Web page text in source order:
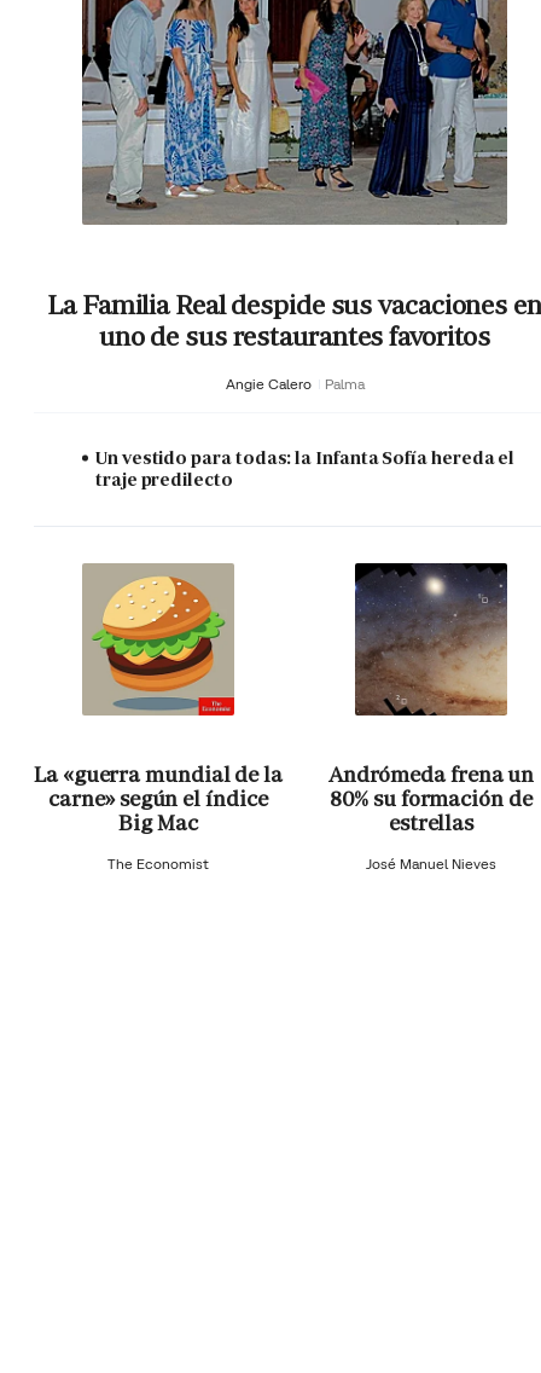
La Familia Real despide sus vacaciones en
uno de sus restaurantes favoritos
Angie Calero Palma
Un vestido para todas: la Infanta Sofía hereda el
traje predilecto
La «guerra mundial de la
carne» según el índice
Big Mac
The Economist
Andrómeda frena un
80% su formación de
estrellas
José Manuel Nieves